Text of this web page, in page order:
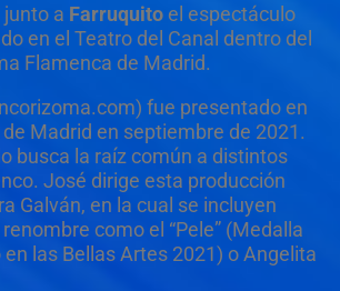
junto a Farruquito el espectáculo
en el Teatro del Canal dentro del
Flamenca de Madrid.
fue presentado en
Madrid en septiembre de 2021.
busca la raíz común a distintos
José dirige esta producción
Galván, en la cual se incluyen
como el “Pele” (Medalla
en las Bellas Artes 2021) o Angelita